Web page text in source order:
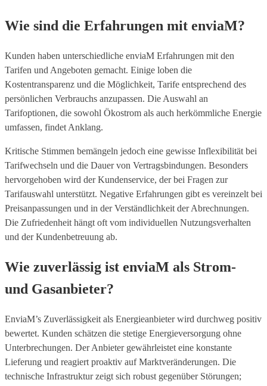
Wie sind die Erfahrungen mit enviaM?
Kunden haben unterschiedliche enviaM Erfahrungen mit den
Tarifen und Angeboten gemacht. Einige loben die
Kostentransparenz und die Möglichkeit, Tarife entsprechend des
persönlichen Verbrauchs anzupassen. Die Auswahl an
Tarifoptionen, die sowohl Ökostrom als auch herkömmliche Energie
umfassen, findet Anklang.
Kritische Stimmen bemängeln jedoch eine gewisse Inflexibilität bei
Tarifwechseln und die Dauer von Vertragsbindungen. Besonders
hervorgehoben wird der Kundenservice, der bei Fragen zur
Tarifauswahl unterstützt. Negative Erfahrungen gibt es vereinzelt bei
Preisanpassungen und in der Verständlichkeit der Abrechnungen.
Die Zufriedenheit hängt oft vom individuellen Nutzungsverhalten
und der Kundenbetreuung ab.
Wie zuverlässig ist enviaM als Strom-
und Gasanbieter?
EnviaM’s Zuverlässigkeit als Energieanbieter wird durchweg positiv
bewertet. Kunden schätzen die stetige Energieversorgung ohne
Unterbrechungen. Der Anbieter gewährleistet eine konstante
Lieferung und reagiert proaktiv auf Marktveränderungen. Die
technische Infrastruktur zeigt sich robust gegenüber Störungen;